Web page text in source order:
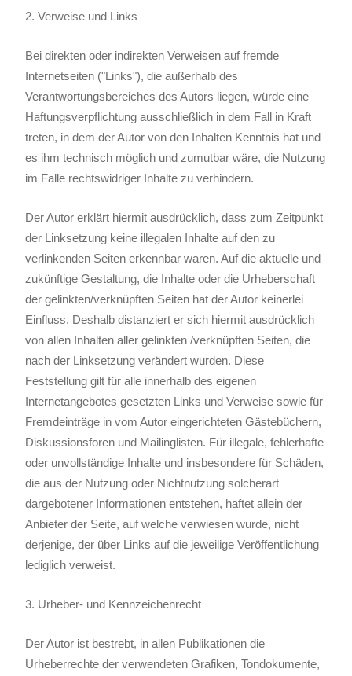
2. Verweise und Links
Bei direkten oder indirekten Verweisen auf fremde
Internetseiten ("Links"), die außerhalb des
Verantwortungsbereiches des Autors liegen, würde eine
Haftungsverpflichtung ausschließlich in dem Fall in Kraft
treten, in dem der Autor von den Inhalten Kenntnis hat und
es ihm technisch möglich und zumutbar wäre, die Nutzung
im Falle rechtswidriger Inhalte zu verhindern.
Der Autor erklärt hiermit ausdrücklich, dass zum Zeitpunkt
der Linksetzung keine illegalen Inhalte auf den zu
verlinkenden Seiten erkennbar waren. Auf die aktuelle und
zukünftige Gestaltung, die Inhalte oder die Urheberschaft
der gelinkten/verknüpften Seiten hat der Autor keinerlei
Einfluss. Deshalb distanziert er sich hiermit ausdrücklich
von allen Inhalten aller gelinkten /verknüpften Seiten, die
nach der Linksetzung verändert wurden. Diese
Feststellung gilt für alle innerhalb des eigenen
Internetangebotes gesetzten Links und Verweise sowie für
Fremdeinträge in vom Autor eingerichteten Gästebüchern,
Diskussionsforen und Mailinglisten. Für illegale, fehlerhafte
oder unvollständige Inhalte und insbesondere für Schäden,
die aus der Nutzung oder Nichtnutzung solcherart
dargebotener Informationen entstehen, haftet allein der
Anbieter der Seite, auf welche verwiesen wurde, nicht
derjenige, der über Links auf die jeweilige Veröffentlichung
lediglich verweist.
3. Urheber- und Kennzeichenrecht
Der Autor ist bestrebt, in allen Publikationen die
Urheberrechte der verwendeten Grafiken, Tondokumente,